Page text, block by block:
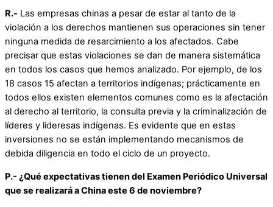
R.- Las empresas chinas a pesar de estar al tanto de la
violación a los derechos mantienen sus operaciones sin tener
ninguna medida de resarcimiento a los afectados. Cabe
precisar que estas violaciones se dan de manera sistemática
en todos los casos que hemos analizado. Por ejemplo, de los
18 casos 15 afectan a territorios indígenas; prácticamente en
todos ellos existen elementos comunes como es la afectación
al derecho al territorio, la consulta previa y la criminalización de
líderes y lideresas indígenas. Es evidente que en estas
inversiones no se están implementando mecanismos de
debida diligencia en todo el ciclo de un proyecto.
P.- ¿Qué expectativas tienen del Examen Periódico Universal
que se realizará a China este 6 de noviembre?